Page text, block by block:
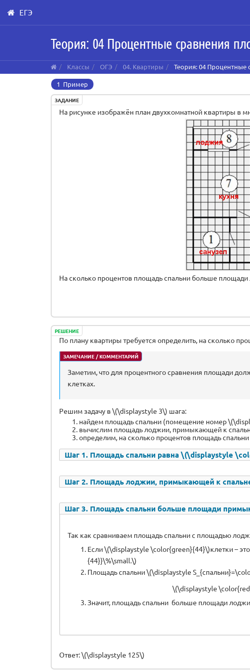
content
ЕГЭ
Теория: 04 Процентные сравнения
Классы ОГЭ 04. Квартиры Теория: 04 Процентные
1 Пример
ЗАДАНИЕ
На рисунке изображён план двухкомнатной квартиры в
На сколько процентов площадь спальни больше
РЕШЕНИЕ
По плану квартиры требуется определить, на сколько
ЗАМЕЧАНИЕ / КОММЕНТАРИЙ
Заметим, что для процентного сравнения площади
клетках.
Решим задачу в \(\displaystyle 3\) шага:
найдем площадь спальни (помещение номер
вычислим площадь лоджии, примыкающей к
определим, на сколько процентов площадь
Шаг 1. Площадь спальни равна \(\displaystyle
Шаг 2. Площадь лоджии, примыкающей к
Шаг 3. Площадь спальни больше площади
Так как сравниваем площадь спальни с площадью
Если \(\displaystyle \color{green}{44}\)клетки –
{44}}\%\small.\)
Площадь спальни \(\displaystyle
\(\displaystyle
Значит, площадь спальни больше площади
Ответ: \(\displaystyle 125\)